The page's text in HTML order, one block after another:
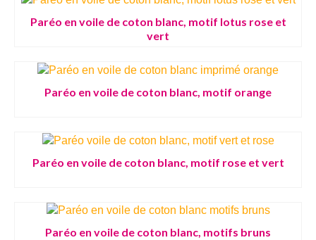
Paréo en voile de coton blanc, motif lotus rose et
vert
Paréo en voile de coton blanc, motif orange
Paréo en voile de coton blanc, motif rose et vert
Paréo en voile de coton blanc, motifs bruns